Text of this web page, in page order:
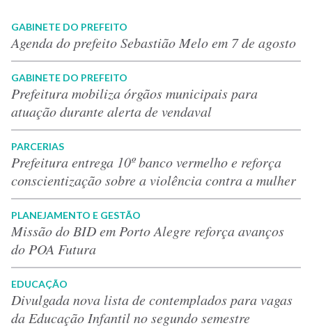
GABINETE DO PREFEITO
Agenda do prefeito Sebastião Melo em 7 de agosto
GABINETE DO PREFEITO
Prefeitura mobiliza órgãos municipais para
atuação durante alerta de vendaval
PARCERIAS
Prefeitura entrega 10º banco vermelho e reforça
conscientização sobre a violência contra a mulher
PLANEJAMENTO E GESTÃO
Missão do BID em Porto Alegre reforça avanços
do POA Futura
EDUCAÇÃO
Divulgada nova lista de contemplados para vagas
da Educação Infantil no segundo semestre